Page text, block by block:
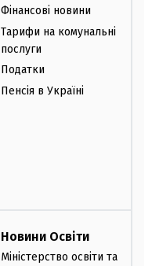
Фінансові новини
Тарифи на комунальні
послуги
Податки
Пенсія в Україні
Новини Освіти
Міністерство освіти та